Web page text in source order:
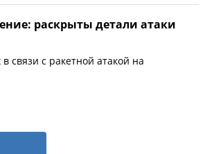
раскрыты детали атаки
связи с ракетной атакой на